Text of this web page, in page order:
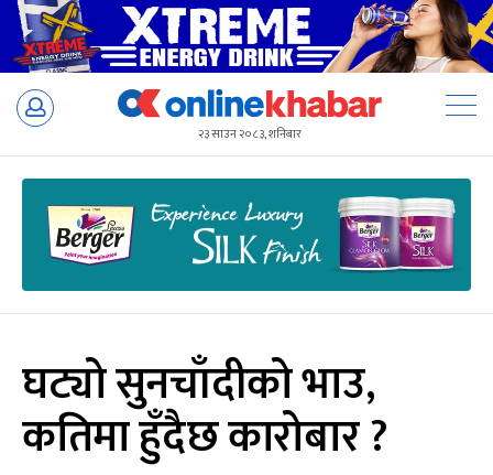
Skip
२३ साउन २०८३, शनिबार
घट्यो सुनचाँदीको भाउ,
कतिमा हुँदैछ कारोबार ?